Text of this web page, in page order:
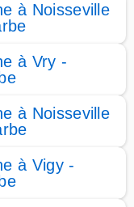
à Noisseville
à Vry -
à Noisseville
à Vigy -